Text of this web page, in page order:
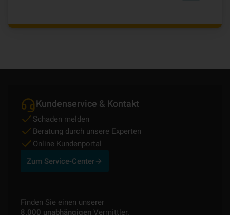
Kundenservice & Kontakt
Schaden melden
Beratung durch unsere Experten
Online Kundenportal
Zum Service-Center
Finden Sie einen unserer
8.000 unabhängigen Vermittler.